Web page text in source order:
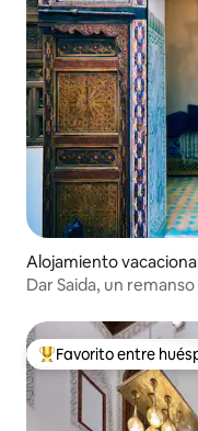
Alojamiento
Dar Saida, un
Favorito entre
Favorito entre